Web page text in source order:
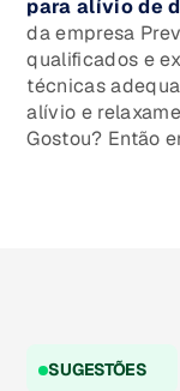
para alívio de
da empresa
qualificados e
técnicas
alívio e
Gostou? Então
SUGESTÕES